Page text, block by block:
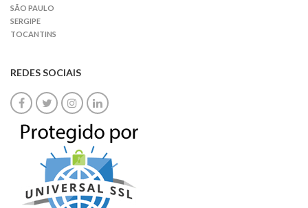
SÃO PAULO
SERGIPE
TOCANTINS
REDES SOCIAIS